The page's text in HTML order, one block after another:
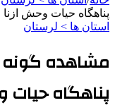
پناهگاه حیات وحش ازنا
استان ها > لرستان
مشاهده گونه
پناهگاه حیات